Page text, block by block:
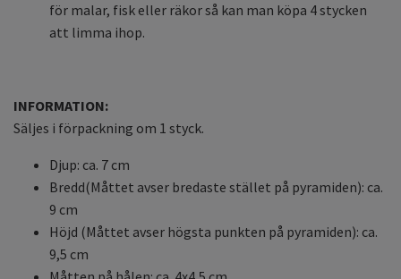
för malar, fisk eller räkor så kan man köpa 4 stycken
att limma ihop.
INFORMATION:
Säljes i förpackning om 1 styck.
Djup: ca. 7 cm
Bredd(Måttet avser bredaste stället på pyramiden): ca.
9 cm
Höjd (Måttet avser högsta punkten på pyramiden): ca.
9,5 cm